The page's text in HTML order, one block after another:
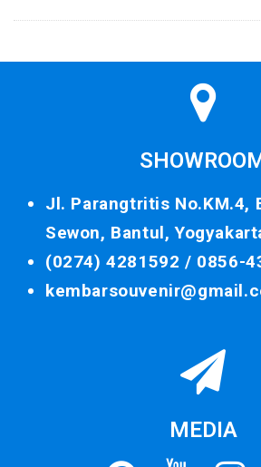
Jl. Parangtritis No.KM.4,
Sewon, Bantul,
(0274) 4281592 / 0856-
MEDIA